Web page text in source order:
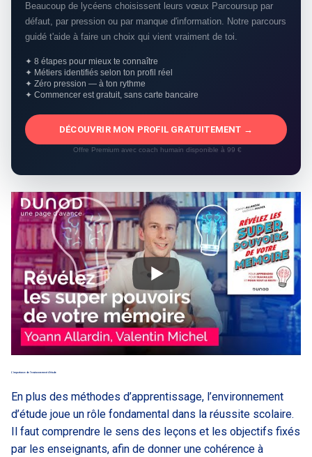
Beaucoup de lycéens choisissent leurs vœux Parcoursup par
défaut, par pression ou par manque d'information. Notre parcours
guidé t'aide à faire un choix qui vient vraiment de toi.
✦ 8 étapes pour mieux te connaître
✦ Métiers identifiés selon ton profil réel
✦ Zéro pression — à ton rythme
✦ Commencer est gratuit, sans carte bancaire
DÉCOUVRIR MON PROFIL GRATUITEMENT →
Offre Premium avec coach humain disponible à 99 €
L’importance de l’environnement d’étude
En plus des méthodes d’apprentissage, l’environnement
d’étude joue un rôle fondamental dans la réussite scolaire.
Il faut comprendre le sens des leçons et les objectifs fixés
par les enseignants, afin de donner une cohérence à